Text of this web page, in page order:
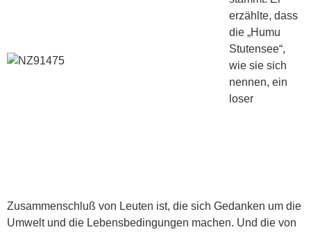
erzählte, dass
die „Humu
Stutensee“,
wie sie sich
nennen, ein
loser
Zusammenschluß von Leuten ist, die sich Gedanken um die
Umwelt und die Lebensbedingungen machen. Und die von